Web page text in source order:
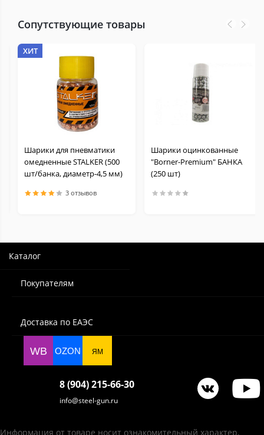
Сопутствующие товары
ХИТ
Шарики для пневматики
омедненные STALKER (500
шт/банка, диаметр-4,5 мм)
3 отзывов
Шарики оцинкованные
"Borner-Premium" БАНКА
(250 шт)
Каталог
Покупателям
Доставка по ЕАЭС
WB OZON ЯМ
8 (904) 215-66-30
info@steel-gun.ru
Информация от товаре носит ознакомительный характер,